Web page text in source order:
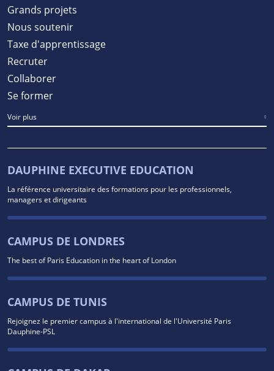
Grands projets
Nous soutenir
Taxe d'apprentissage
Recruter
Collaborer
Se former
Voir plus
DAUPHINE EXECUTIVE EDUCATION
La référence universitaire des formations pour les professionnels,
managers et dirigeants
CAMPUS DE LONDRES
The best of Paris Education in the heart of London
CAMPUS DE TUNIS
Rejoignez le premier campus à l'international de l'Université Paris
Dauphine-PSL